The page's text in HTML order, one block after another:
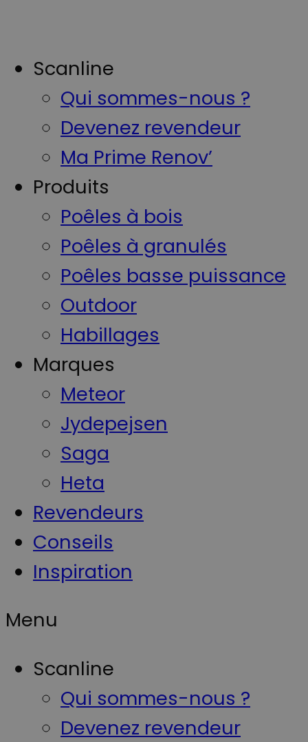
Scanline
Qui sommes-nous ?
Devenez revendeur
Ma Prime Renov’
Produits
Poêles à bois
Poêles à granulés
Poêles basse puissance
Outdoor
Habillages
Marques
Meteor
Jydepejsen
Saga
Heta
Revendeurs
Conseils
Inspiration
Menu
Scanline
Qui sommes-nous ?
Devenez revendeur